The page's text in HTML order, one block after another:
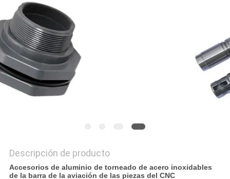
POLÍTICA
DE
PRIVACIDAD
Descripción de producto
Accesorios de aluminio de torneado de acero inoxidables
de la barra de la aviación de las piezas del CNC